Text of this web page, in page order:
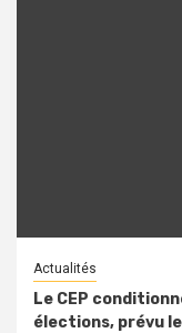
Actualités
Le CEP
élections, prévu